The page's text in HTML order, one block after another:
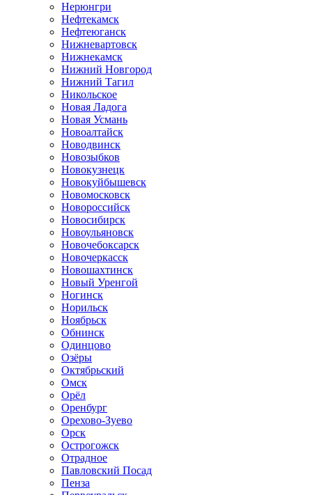
Нерюнгри
Нефтекамск
Нефтеюганск
Нижневартовск
Нижнекамск
Нижний Новгород
Нижний Тагил
Никольское
Новая Ладога
Новая Усмань
Новоалтайск
Новодвинск
Новозыбков
Новокузнецк
Новокуйбышевск
Новомосковск
Новороссийск
Новосибирск
Новоульяновск
Новочебоксарск
Новочеркасск
Новошахтинск
Новый Уренгой
Ногинск
Норильск
Ноябрьск
Обнинск
Одинцово
Озёры
Октябрьский
Омск
Орёл
Оренбург
Орехово-Зуево
Орск
Острогожск
Отрадное
Павловский Посад
Пенза